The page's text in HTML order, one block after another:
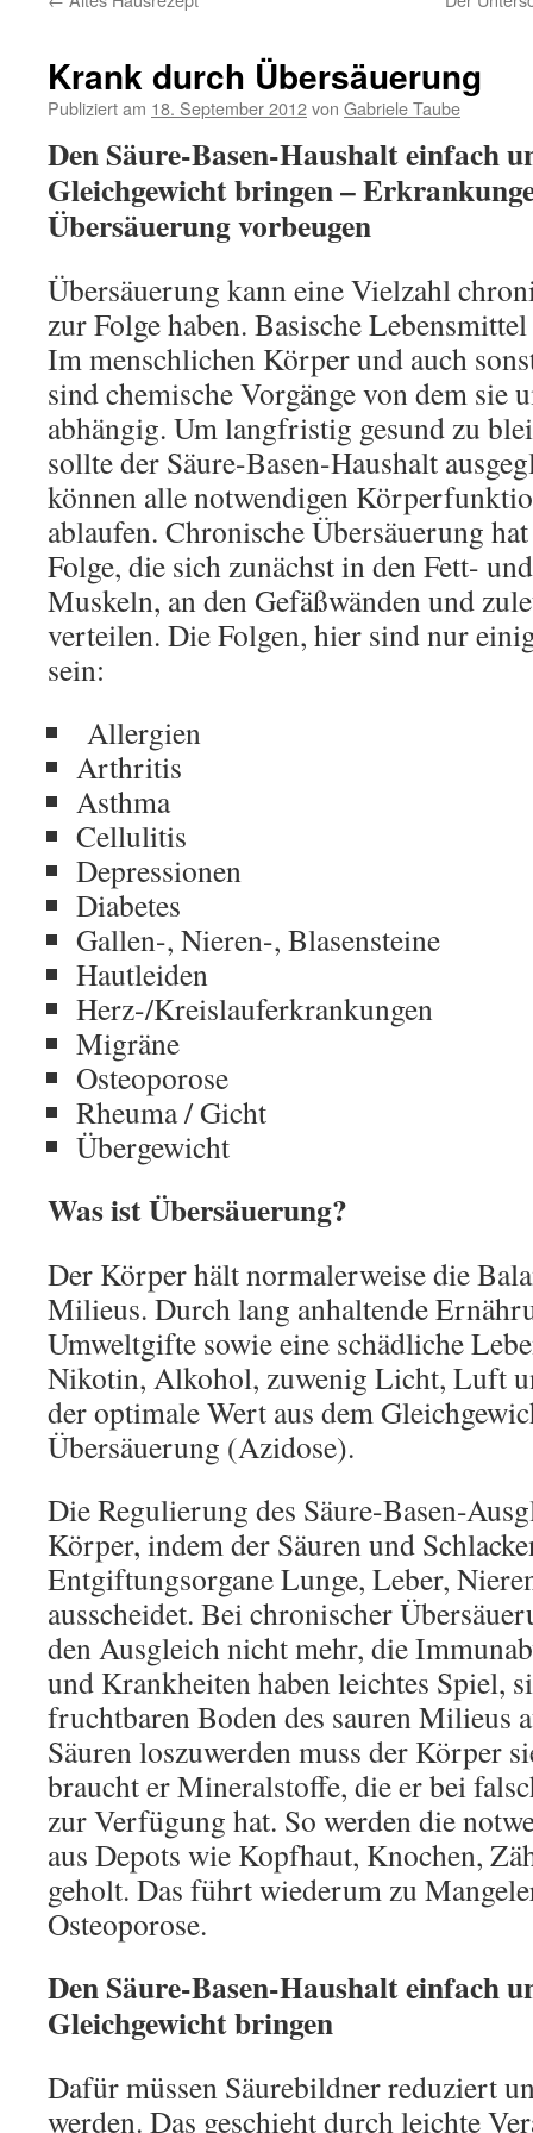
Krank durch Übersäuerung
Publiziert am 18. September 2012von Gabriele Taube
Den Säure-Basen-Haushalt einfach
Gleichgewicht bringen –
Übersäuerung vorbeugen
Übersäuerung kann eine Vielzahl
zur Folge haben. Basische
Im menschlichen Körper und auch
sind chemische Vorgänge von dem sie
abhängig. Um langfristig gesund zu
sollte der Säure-Basen-Haushalt
können alle notwendigen
ablaufen. Chronische Übersäuerung
Folge, die sich zunächst in den Fett-
Muskeln, an den Gefäßwänden und
verteilen. Die Folgen, hier sind nur
sein:
Allergien
Arthritis
Asthma
Cellulitis
Depressionen
Diabetes
Gallen-, Nieren-, Blasensteine
Hautleiden
Herz-/Kreislauferkrankungen
Migräne
Osteoporose
Rheuma / Gicht
Übergewicht
Was ist Übersäuerung?
Der Körper hält normalerweise die
Milieus. Durch lang anhaltende
Umweltgifte sowie eine schädliche
Nikotin, Alkohol, zuwenig Licht, Luft
der optimale Wert aus dem
Übersäuerung (Azidose).
Die Regulierung des Säure-Basen-
Körper, indem der Säuren und
Entgiftungsorgane Lunge, Leber,
ausscheidet. Bei chronischer
den Ausgleich nicht mehr, die
und Krankheiten haben leichtes Spiel,
fruchtbaren Boden des sauren Milieus
Säuren loszuwerden muss der Körper
braucht er Mineralstoffe, die er bei
zur Verfügung hat. So werden die
aus Depots wie Kopfhaut, Knochen,
geholt. Das führt wiederum zu
Osteoporose.
Den Säure-Basen-Haushalt einfach
Gleichgewicht bringen
Dafür müssen Säurebildner reduziert
werden. Das geschieht durch leichte